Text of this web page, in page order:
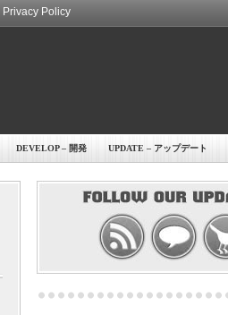
Privacy Policy
DEVELOP – 開発 UPDATE – アップデート